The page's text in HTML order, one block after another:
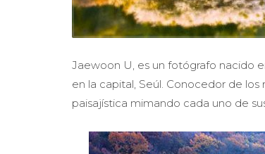
Jaewoon U, es un fotógrafo nacido
en la capital, Seúl. Conocedor de los
paisajística mimando cada uno de